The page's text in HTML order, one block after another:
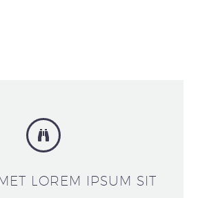


LOREM IPSUM SIT